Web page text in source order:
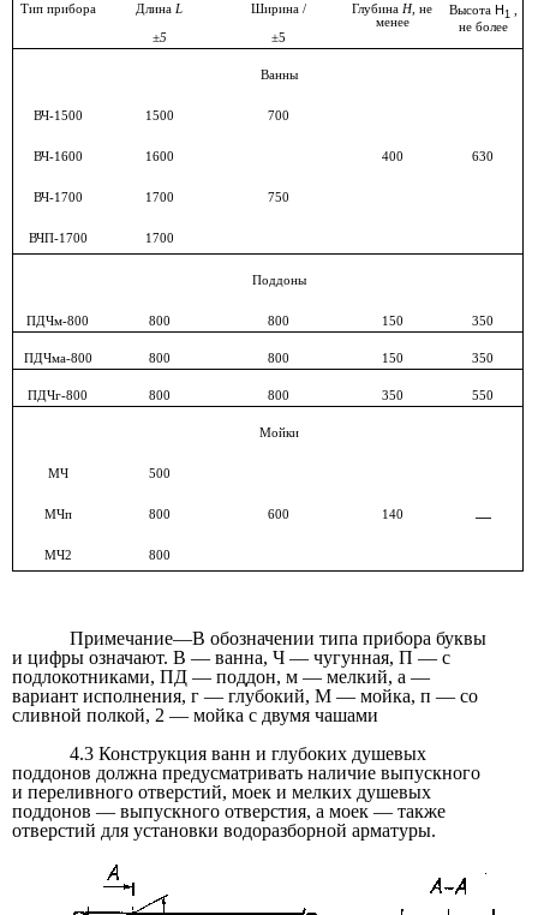
Тип прибора Длина L
±5
Ширина /
±5
Глубина Н, не
менее
Высота H1
не более
Ванны
ВЧ-1500 1500 700
ВЧ-1600 1600 400 630
ВЧ-1700 1700 750
ВЧП-1700 1700
Поддоны
ПДЧм-800 800 800 150 350
ПДЧма-800 800 800 150 350
ПДЧг-800 800 800 350 550
Мойки
МЧ 500
МЧп 800 600 140 —
МЧ2 800
Примечание—В обозначении типа прибора буквы
и цифры означают. В — ванна, Ч — чугунная, П — с
подлокотниками, ПД — поддон, м — мелкий, а —
вариант исполнения, г — глубокий, М — мойка, п — со
сливной полкой, 2 — мойка с двумя чашами
4.3 Конструкция ванн и глубоких душевых
поддонов должна предусматривать наличие выпускного
и переливного отверстий, моек и мелких душевых
поддонов — выпускного отверстия, а моек — также
отверстий для установки водоразборной арматуры.